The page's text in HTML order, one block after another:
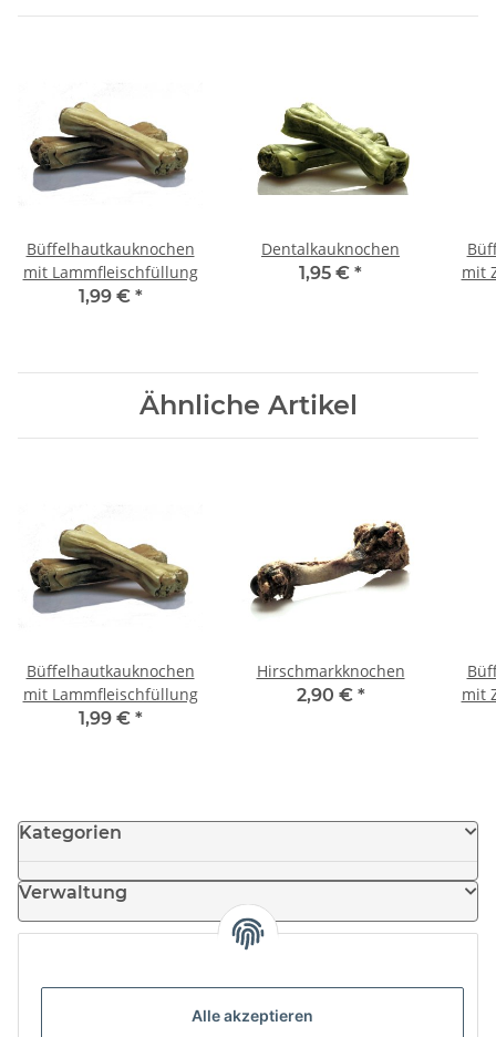
Alle akzeptieren
Büffelhautkauknochen
mit Lammfleischfüllung
1,99 € *
Dentalkauknochen
1,95 € *
mit
Ähnliche Artikel
Büffelhautkauknochen
mit Lammfleischfüllung
1,99 € *
Hirschmarkknochen
2,90 € *
mit
Kategorien
Verwaltung